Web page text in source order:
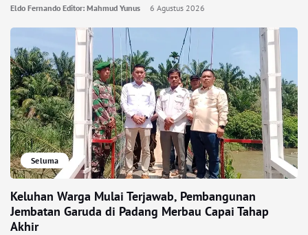
Eldo Fernando Editor: Mahmud Yunus 6 Agustus 2026
Seluma
Keluhan Warga Mulai Terjawab, Pembangunan
Jembatan Garuda di Padang Merbau Capai Tahap
Akhir